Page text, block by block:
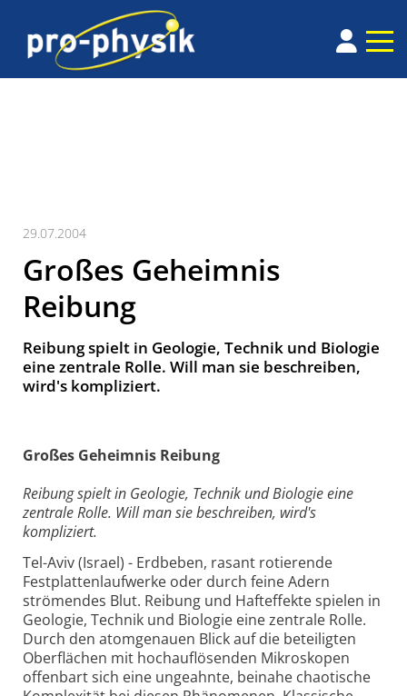
29.07.2004
Großes Geheimnis
Reibung
Reibung spielt in Geologie, Technik und Biologie
eine zentrale Rolle. Will man sie beschreiben,
wird's kompliziert.
Großes Geheimnis Reibung
Reibung spielt in Geologie, Technik und Biologie eine
zentrale Rolle. Will man sie beschreiben, wird's
kompliziert.
Tel-Aviv (Israel) - Erdbeben, rasant rotierende
Festplattenlaufwerke oder durch feine Adern
strömendes Blut. Reibung und Hafteffekte spielen in
Geologie, Technik und Biologie eine zentrale Rolle.
Durch den atomgenauen Blick auf die beteiligten
Oberflächen mit hochauflösenden Mikroskopen
offenbart sich eine ungeahnte, beinahe chaotische